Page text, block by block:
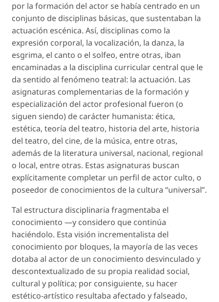
por la formación del actor se había centrado en un
conjunto de disciplinas básicas, que sustentaban la
actuación escénica. Así, disciplinas como la
expresión corporal, la vocalización, la danza, la
esgrima, el canto o el solfeo, entre otras, iban
encaminadas a la disciplina curricular central que le
da sentido al fenómeno teatral: la actuación. Las
asignaturas complementarias de la formación y
especialización del actor profesional fueron (o
siguen siendo) de carácter humanista: ética,
estética, teoría del teatro, historia del arte, historia
del teatro, del cine, de la música, entre otras,
además de la literatura universal, nacional, regional
o local, entre otras. Estas asignaturas buscan
explícitamente completar un perfil de actor culto, o
poseedor de conocimientos de la cultura “universal”.
Tal estructura disciplinaria fragmentaba el
conocimiento —y considero que continúa
haciéndolo. Esta visión incrementalista del
conocimiento por bloques, la mayoría de las veces
dotaba al actor de un conocimiento desvinculado y
descontextualizado de su propia realidad social,
cultural y política; por consiguiente, su hacer
estético-artístico resultaba afectado y falseado,